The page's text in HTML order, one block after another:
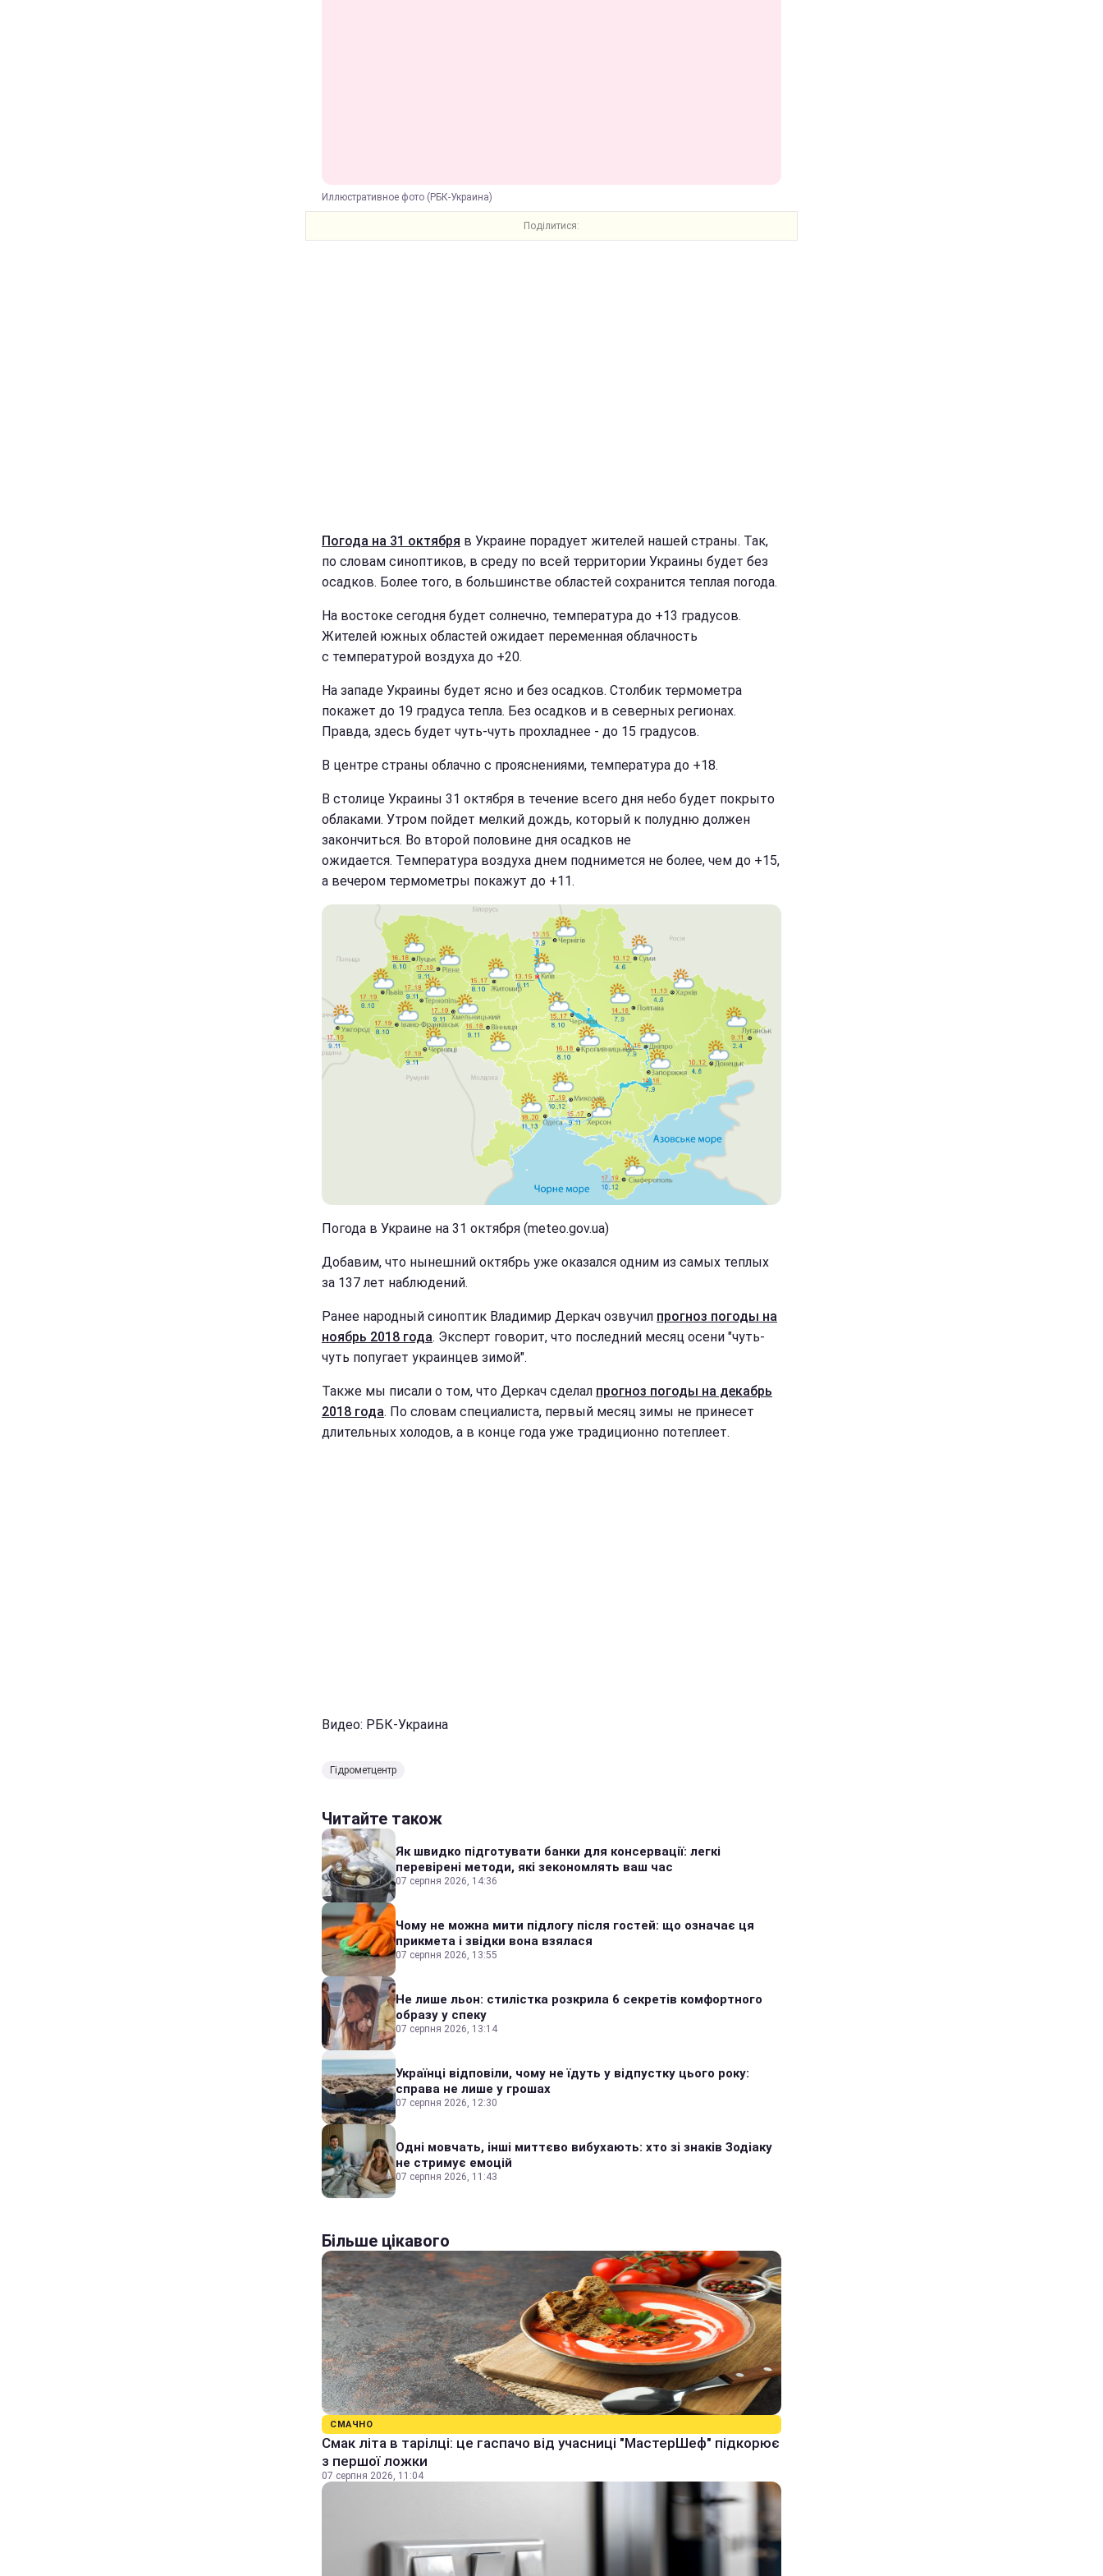
Иллюстративное фото (РБК-Украина)
Поділитися:
Погода на 31 октября в Украине порадует жителей нашей страны. Так,
по словам синоптиков, в среду по всей территории Украины будет без
осадков. Более того, в большинстве областей сохранится теплая погода.
На востоке сегодня будет солнечно, температура до +13 градусов.
Жителей южных областей ожидает переменная облачность
с температурой воздуха до +20.
На западе Украины будет ясно и без осадков. Столбик термометра
покажет до 19 градуса тепла. Без осадков и в северных регионах.
Правда, здесь будет чуть-чуть прохладнее - до 15 градусов.
В центре страны облачно с прояснениями, температура до +18.
В столице Украины 31 октября в течение всего дня небо будет покрыто
облаками. Утром пойдет мелкий дождь, который к полудню должен
закончиться. Во второй половине дня осадков не
ожидается. Температура воздуха днем поднимется не более, чем до +15,
а вечером термометры покажут до +11.
Погода в Украине на 31 октября (meteo.gov.ua)
Добавим, что нынешний октябрь уже оказался одним из самых теплых
за 137 лет наблюдений.
Ранее народный синоптик Владимир Деркач озвучил прогноз погоды на
ноябрь 2018 года. Эксперт говорит, что последний месяц осени "чуть-
чуть попугает украинцев зимой".
Также мы писали о том, что Деркач сделал прогноз погоды на декабрь
2018 года. По словам специалиста, первый месяц зимы не принесет
длительных холодов, а в конце года уже традиционно потеплеет.
Видео: РБК-Украина
Гідрометцентр
Читайте також
Як швидко підготувати банки для консервації: легкі
перевірені методи, які зекономлять ваш час
07 серпня 2026, 14:36
Чому не можна мити підлогу після гостей: що означає ця
прикмета і звідки вона взялася
07 серпня 2026, 13:55
Не лише льон: стилістка розкрила 6 секретів комфортного
образу у спеку
07 серпня 2026, 13:14
Українці відповіли, чому не їдуть у відпустку цього року:
справа не лише у грошах
07 серпня 2026, 12:30
Одні мовчать, інші миттєво вибухають: хто зі знаків Зодіаку
не стримує емоцій
07 серпня 2026, 11:43
Більше цікавого
СМАЧНО
Смак літа в тарілці: це гаспачо від учасниці "МастерШеф" підкорює
з першої ложки
07 серпня 2026, 11:04